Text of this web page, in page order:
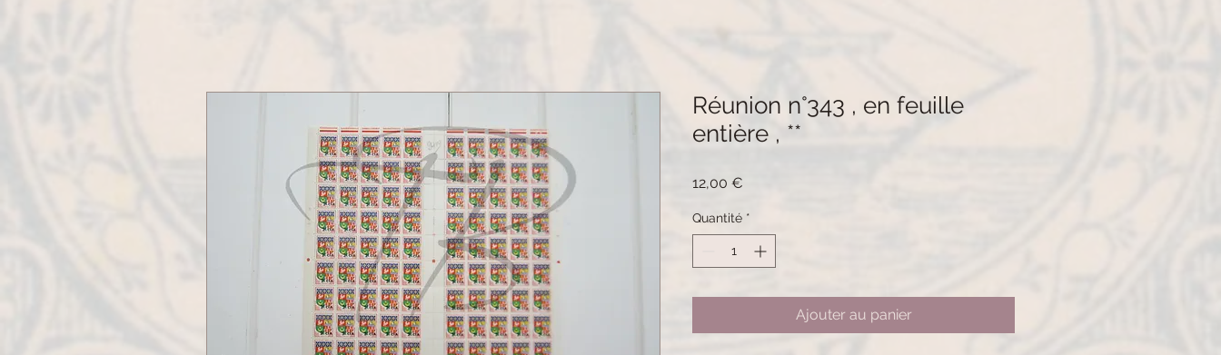
Réunion n°343 , en feuille
entière , **
12,00 €
Quantité *
Ajouter au panier